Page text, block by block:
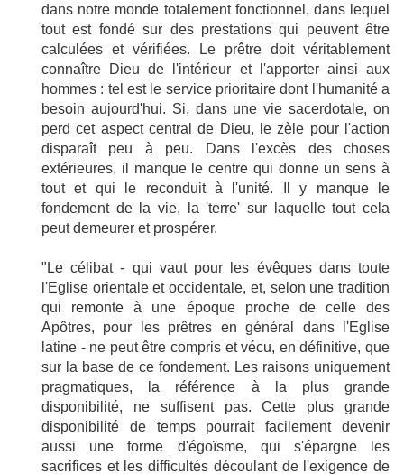
dans notre monde totalement fonctionnel, dans lequel
tout est fondé sur des prestations qui peuvent être
calculées et vérifiées. Le prêtre doit véritablement
connaître Dieu de l'intérieur et l'apporter ainsi aux
hommes : tel est le service prioritaire dont l'humanité a
besoin aujourd'hui. Si, dans une vie sacerdotale, on
perd cet aspect central de Dieu, le zèle pour l'action
disparaît peu à peu. Dans l'excès des choses
extérieures, il manque le centre qui donne un sens à
tout et qui le reconduit à l'unité. Il y manque le
fondement de la vie, la 'terre' sur laquelle tout cela
peut demeurer et prospérer.
"Le célibat - qui vaut pour les évêques dans toute
l'Eglise orientale et occidentale, et, selon une tradition
qui remonte à une époque proche de celle des
Apôtres, pour les prêtres en général dans l'Eglise
latine - ne peut être compris et vécu, en définitive, que
sur la base de ce fondement. Les raisons uniquement
pragmatiques, la référence à la plus grande
disponibilité, ne suffisent pas. Cette plus grande
disponibilité de temps pourrait facilement devenir
aussi une forme d'égoïsme, qui s'épargne les
sacrifices et les difficultés découlant de l'exigence de